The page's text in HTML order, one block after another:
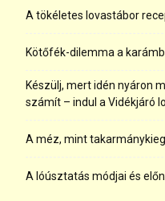
A tökéletes lovastábor
Kötőfék-dilemma a
Készülj, mert idén nyáron
számít – indul a Vidékjáró
A méz, mint
A lóúsztatás módjai és